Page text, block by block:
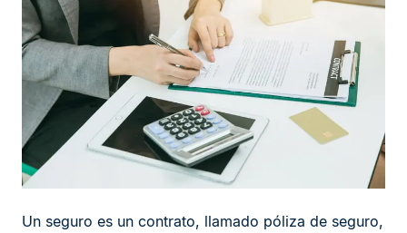
Un seguro es un contrato, llamado póliza de seguro,